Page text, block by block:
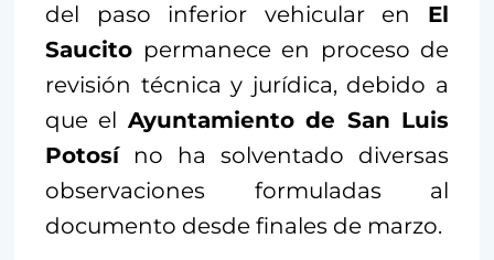
del paso inferior vehicular en El
Saucito permanece en proceso de
revisión técnica y jurídica, debido a
que el Ayuntamiento de San Luis
Potosíno ha solventado diversas
observaciones formuladas al
documento desde finales de marzo.